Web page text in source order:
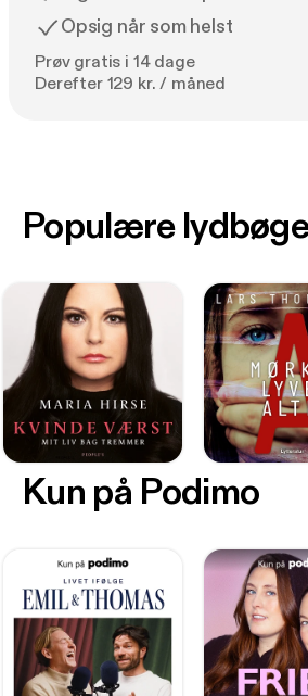
Opsig når som helst
Prøv gratis i 14 dage
Derefter 129 kr. / måned
Kun på Podimo
Populære